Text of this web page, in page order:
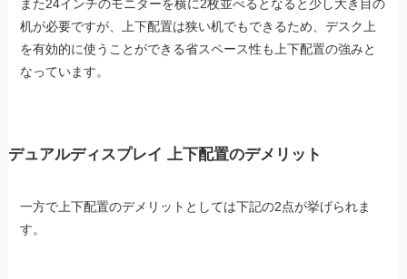
また24インチのモニターを横に2枚並べるとなると少し大き目の
机が必要ですが、上下配置は狭い机でもできるため、デスク上
を有効的に使うことができる省スペース性も上下配置の強みと
なっています。
デュアルディスプレイ 上下配置のデメリット
一方で上下配置のデメリットとしては下記の2点が挙げられま
す。